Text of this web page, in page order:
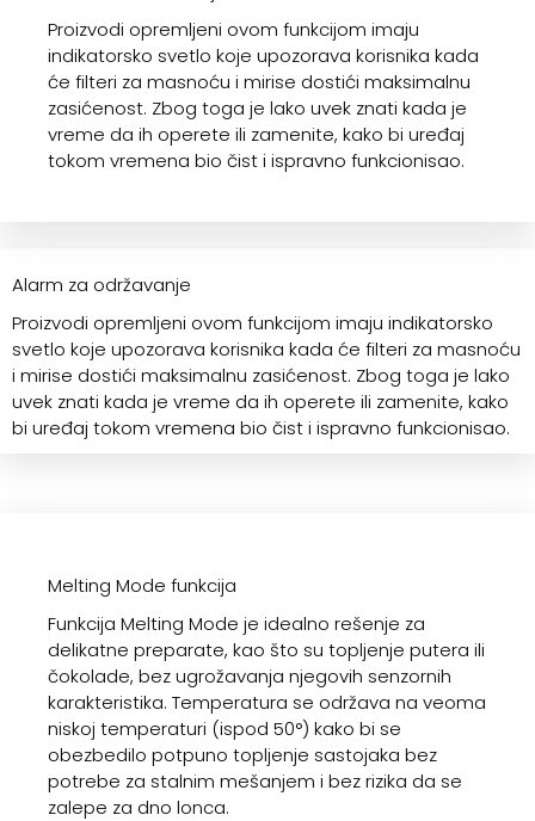
Proizvodi opremljeni ovom funkcijom imaju
indikatorsko svetlo koje upozorava korisnika kada
će filteri za masnoću i mirise dostići maksimalnu
zasićenost. Zbog toga je lako uvek znati kada je
vreme da ih operete ili zamenite, kako bi uređaj
tokom vremena bio čist i ispravno funkcionisao.
Alarm za održavanje
Proizvodi opremljeni ovom funkcijom imaju indikatorsko
svetlo koje upozorava korisnika kada će filteri za masnoću
i mirise dostići maksimalnu zasićenost. Zbog toga je lako
uvek znati kada je vreme da ih operete ili zamenite, kako
bi uređaj tokom vremena bio čist i ispravno funkcionisao.
Melting Mode funkcija
Funkcija Melting Mode je idealno rešenje za
delikatne preparate, kao što su topljenje putera ili
čokolade, bez ugrožavanja njegovih senzornih
karakteristika. Temperatura se održava na veoma
niskoj temperaturi (ispod 50°) kako bi se
obezbedilo potpuno topljenje sastojaka bez
potrebe za stalnim mešanjem i bez rizika da se
zalepe za dno lonca.